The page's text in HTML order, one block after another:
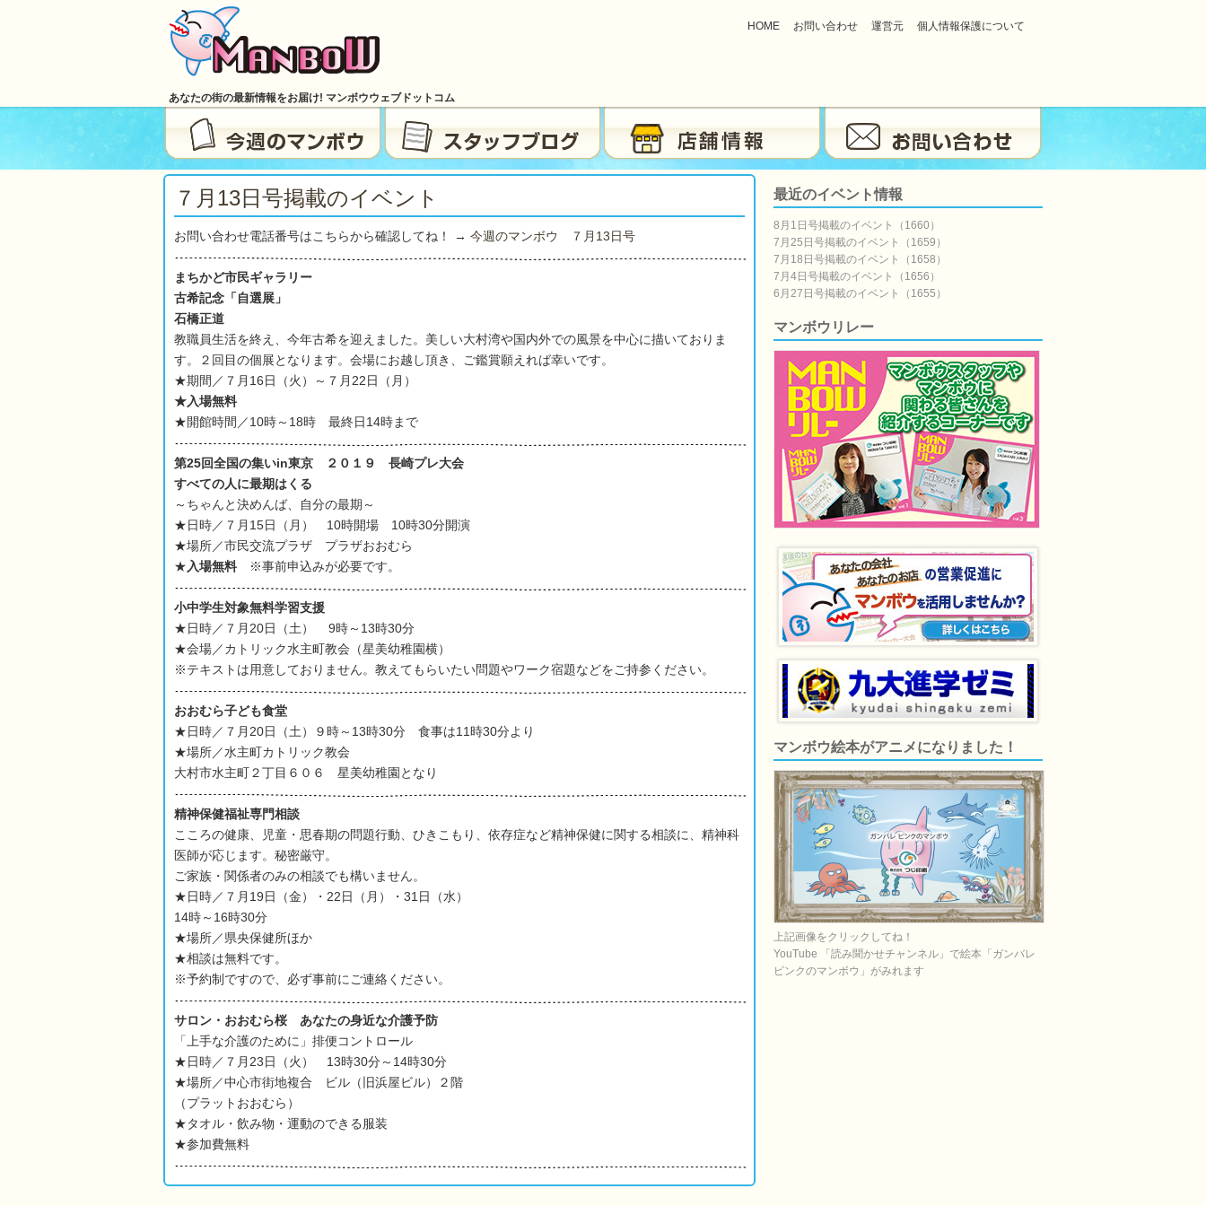
あなたの街の最新情報をお届け! マンボウウェブドットコム
HOME お問い合わせ 運営元 個人情報保護について
７月13日号掲載のイベント
お問い合わせ電話番号はこちらから確認してね！ → 今週のマンボウ ７月13日号
まちかど市民ギャラリー
古希記念「自選展」
石橋正道
教職員生活を終え、今年古希を迎えました。美しい大村湾や国内外での風景を中心に描いておりま
す。２回目の個展となります。会場にお越し頂き、ご鑑賞願えれば幸いです。
★期間／７月16日（火）～７月22日（月）
★入場無料
★開館時間／10時～18時 最終日14時まで
第25回全国の集いin東京 ２０１９ 長崎プレ大会
すべての人に最期はくる
～ちゃんと決めんば、自分の最期～
★日時／７月15日（月） 10時開場 10時30分開演
★場所／市民交流プラザ プラザおおむら
★ 入場無料 ※事前申込みが必要です。
小中学生対象無料学習支援
★日時／７月20日（土）
9時～13時30分
★会場／カトリック水主町教会（星美幼稚園横）
※テキストは用意しておりません。教えてもらいたい問題やワーク宿題などをご持参ください。
おおむら子ども食堂
★日時／７月20日（土）９時～13時30分 食事は11時30分より
★場所／水主町カトリック教会
大村市水主町２丁目６０６ 星美幼稚園となり
精神保健福祉専門相談
こころの健康、児童・思春期の問題行動、ひきこもり、依存症など精神保健に関する相談に、精神科
医師が応じます。秘密厳守。
ご家族・関係者のみの相談でも構いません。
★日時／７月19日（金）・22日（月）・31日（水）
14時～16時30分
★場所／県央保健所ほか
★相談は無料です。
※予約制ですので、必ず事前にご連絡ください。
サロン・おおむら桜 あなたの身近な介護予防
「上手な介護のために」排便コントロール
★日時／７月23日（火） 13時30分～14時30分
★場所／中心市街地複合 ビル（旧浜屋ビル）２階
（プラットおおむら）
★タオル・飲み物・運動のできる服装
★参加費無料
最近のイベント情報
8月1日号掲載のイベント（1660）
7月25日号掲載のイベント（1659）
7月18日号掲載のイベント（1658）
7月4日号掲載のイベント（1656）
6月27日号掲載のイベント（1655）
マンボウリレー
マンボウ絵本がアニメになりました！
上記画像をクリックしてね！
YouTube 「読み聞かせチャンネル」で絵本「ガンバレ
ピンクのマンボウ」がみれます